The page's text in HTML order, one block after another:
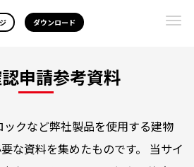
ダウンロード
申請参考資料
クなど弊社製品を使用する建物
な資料を集めたものです。 当サイ